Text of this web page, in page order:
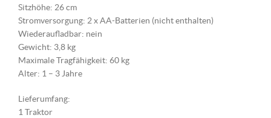
Sitzhöhe: 26 cm
Stromversorgung: 2 x AA-Batterien (nicht enthalten)
Wiederaufladbar: nein
Gewicht: 3,8 kg
Maximale Tragfähigkeit: 60 kg
Alter: 1 – 3 Jahre
Lieferumfang:
1 Traktor